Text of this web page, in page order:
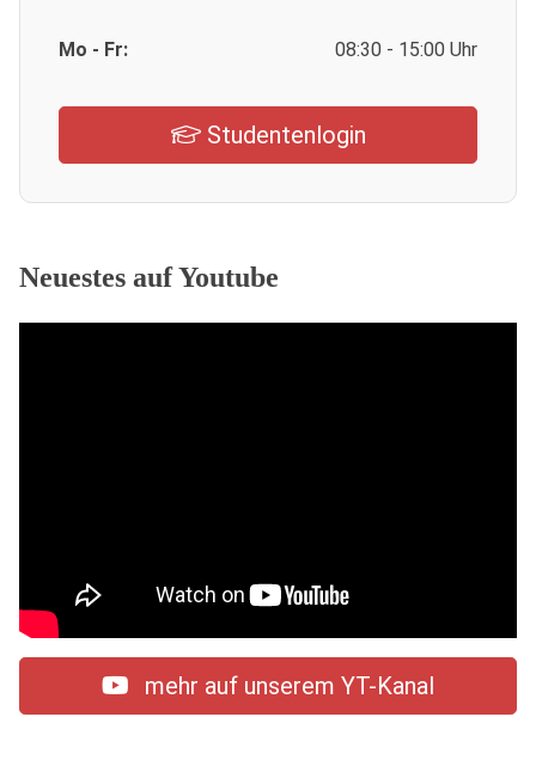
Mo - Fr: 08:30 - 15:00 Uhr
Studentenlogin
Neuestes auf Youtube
mehr auf unserem YT-Kanal